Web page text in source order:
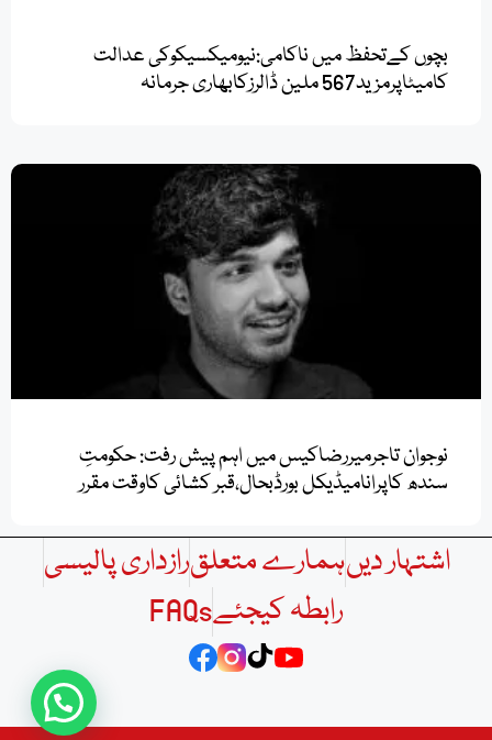
بچوں کےتحفظ میں ناکامی:نیومیکسیکوکی عدالت
کامیٹاپرمزید567 ملین ڈالرزکابھاری جرمانہ
نوجوان تاجرمیررضاکیس میں اہم پیش رفت: حکومتِ
سندھ کاپرانامیڈیکل بورڈبحال،قبر کشائی کاوقت مقرر
اشتہار دیںہمارے متعلقرازداری پالیسی
رابطہ کیجئےFAQs